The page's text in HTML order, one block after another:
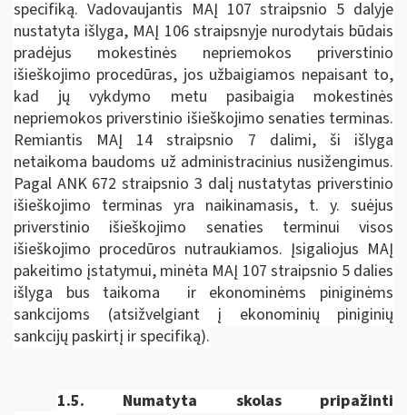
specifiką. Vadovaujantis MAĮ 107 straipsnio 5 dalyje
nustatyta išlyga, MAĮ 106 straipsnyje nurodytais būdais
pradėjus mokestinės nepriemokos priverstinio
išieškojimo procedūras, jos užbaigiamos nepaisant to,
kad jų vykdymo metu pasibaigia mokestinės
nepriemokos priverstinio išieškojimo senaties terminas.
Remiantis MAĮ 14 straipsnio 7 dalimi, ši išlyga
netaikoma baudoms už administracinius nusižengimus.
Pagal ANK 672 straipsnio 3 dalį nustatytas priverstinio
išieškojimo terminas yra naikinamasis, t. y. suėjus
priverstinio išieškojimo senaties terminui visos
išieškojimo procedūros nutraukiamos. Įsigaliojus MAĮ
pakeitimo įstatymui, minėta MAĮ 107 straipsnio 5 dalies
išlyga bus taikoma ir ekonominėms piniginėms
sankcijoms (atsižvelgiant į ekonominių piniginių
sankcijų paskirtį ir specifiką).
1.5.
Numatyta skolas pripažinti